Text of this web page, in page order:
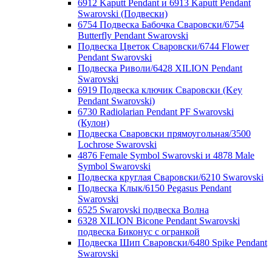
6912 Kaputt Pendant и 6913 Kaputt Pendant
Swarovski (Подвески)
6754 Подвеска Бабочка Сваровски/6754
Butterfly Pendant Swarovski
Подвеска Цветок Сваровски/6744 Flower
Pendant Swarovski
Подвеска Риволи/6428 XILION Pendant
Swarovski
6919 Подвеска ключик Сваровски (Key
Pendant Swarovski)
6730 Radiolarian Pendant PF Swarovski
(Кулон)
Подвеска Сваровски прямоугольная/3500
Lochrose Swarovski
4876 Female Symbol Swarovski и 4878 Male
Symbol Swarovski
Подвеска круглая Сваровски/6210 Swarovski
Подвеска Клык/6150 Pegasus Pendant
Swarovski
6525 Swarovski подвеска Волна
6328 XILION Bicone Pendant Swarovski
подвеска Биконус c огранкой
Подвеска Шип Сваровски/6480 Spike Pendant
Swarovski